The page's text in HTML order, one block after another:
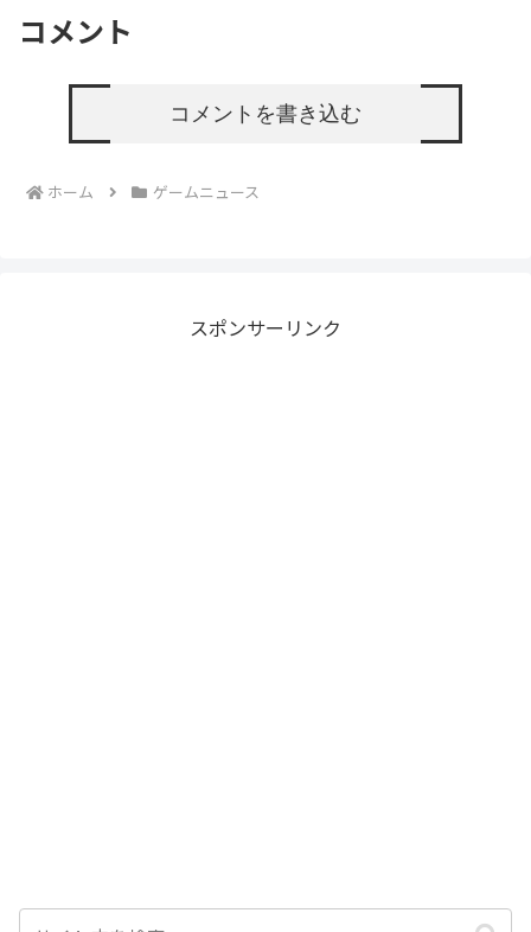
コメント
コメントを書き込む
ホーム ゲームニュース
スポンサーリンク